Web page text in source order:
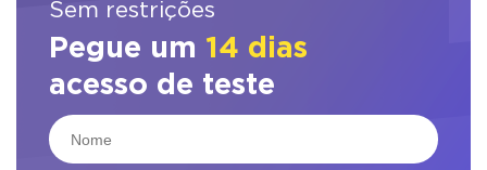
Sem restrições
Pegue um 14 dias
acesso de teste